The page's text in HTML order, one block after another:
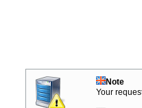
Note
Your